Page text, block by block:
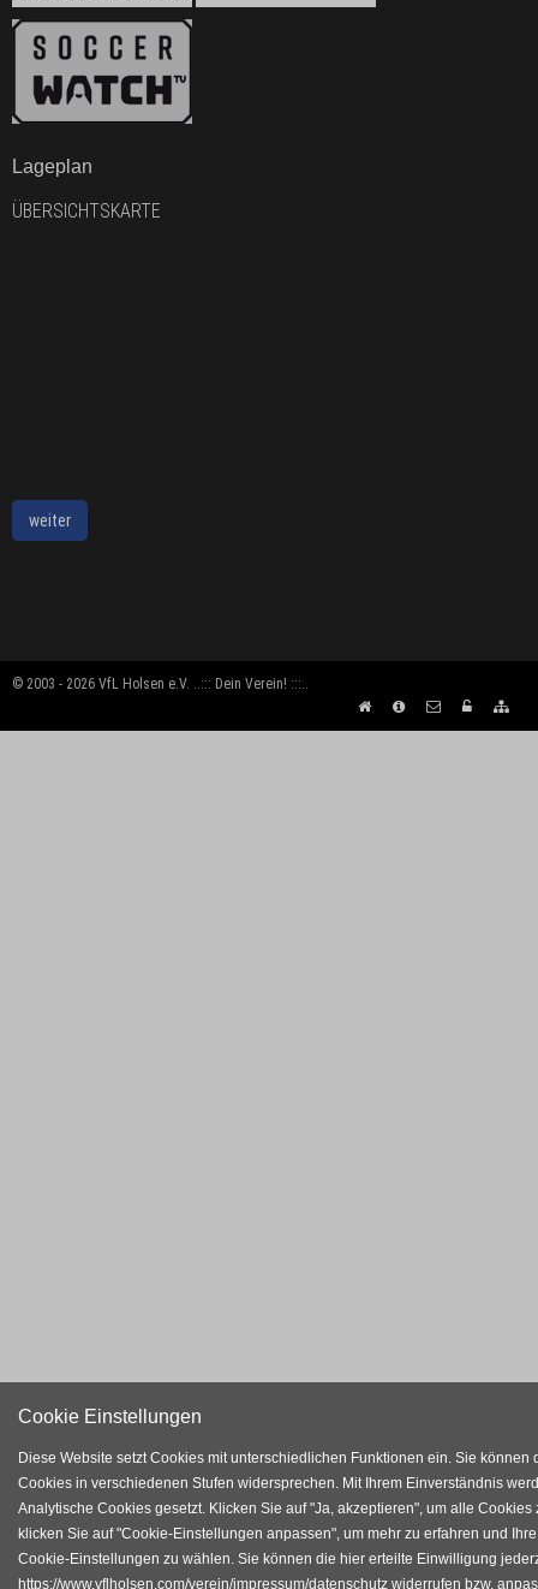
Cookie Einstellungen
Diese Website setzt Cookies mit unterschiedlichen Funktionen ein. Sie können
Cookies in verschiedenen Stufen widersprechen. Mit Ihrem Einverständnis
Analytische Cookies gesetzt. Klicken Sie auf "Ja, akzeptieren", um alle
klicken Sie auf "Cookie-Einstellungen anpassen", um mehr zu erfahren und
Cookie-Einstellungen zu wählen. Sie können die hier erteilte Einwilligung
https://www.vflholsen.com/verein/impressum/datenschutz widerrufen bzw.
Lageplan
ÜBERSICHTSKARTE
weiter
© 2003 - 2026 VfL Holsen e.V. ..::: Dein Verein! :::..